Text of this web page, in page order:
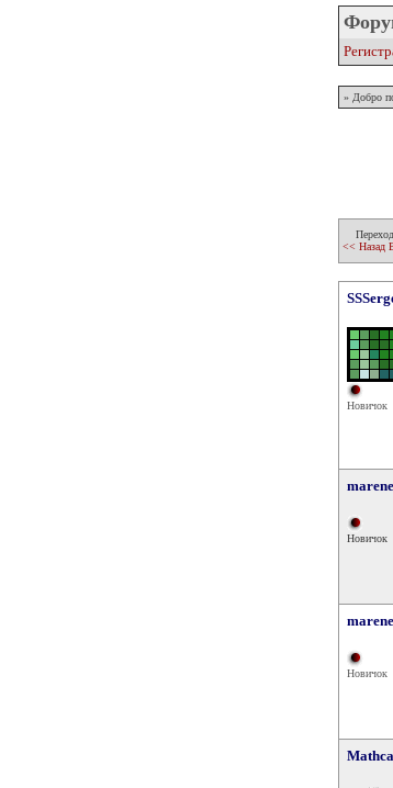
» Добро
<< Назад
Новичок
Новичок
Новичок